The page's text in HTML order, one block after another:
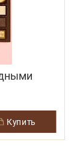
купить